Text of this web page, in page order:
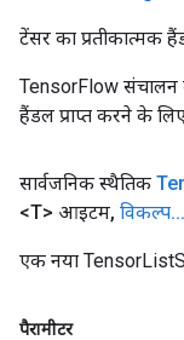
टेंसर का प्रतीकात्मक
TensorFlow संचालन
हैंडल प्राप्त करने के
सार्वजनिक स्थैतिक
<T> आइटम, विकल्प...
एक नया
पैरामीटर